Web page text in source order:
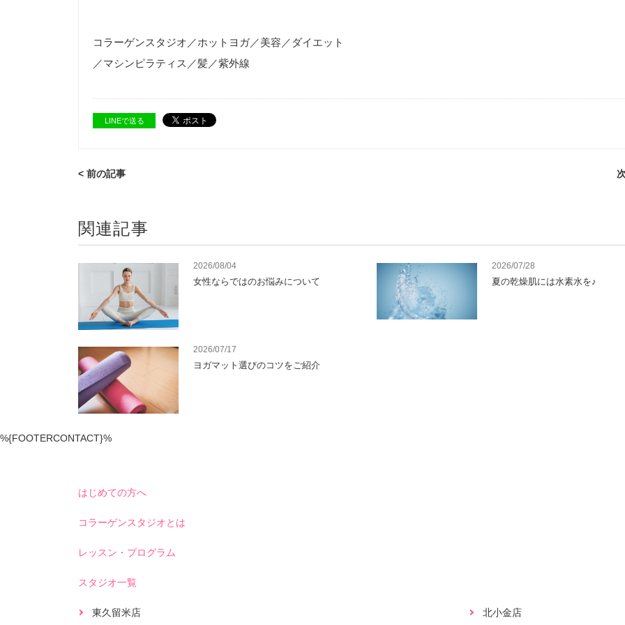
コラーゲンスタジオ／ホットヨガ／美容／ダイエット
／マシンピラティス／髪／紫外線
LINEで送る
< 前の記事
関連記事
2026/08/04
女性ならではのお悩みについて
2026/07/28
夏の乾燥肌には水素水を♪
2026/07/17
ヨガマット選びのコツをご紹介
%{FOOTERCONTACT}%
はじめての方へ
コラーゲンスタジオとは
レッスン・プログラム
スタジオ一覧
東久留米店 北小金店